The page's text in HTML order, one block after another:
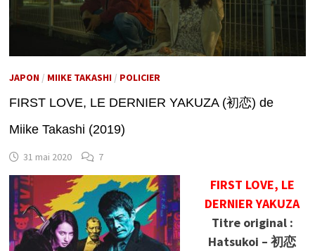
JAPON/ MIIKE TAKASHI/ POLICIER
FIRST LOVE, LE DERNIER YAKUZA (初恋) de
Miike Takashi (2019)
31 mai 2020 7
FIRST LOVE, LE
DERNIER YAKUZA
Titre original :
Hatsukoi – 初恋